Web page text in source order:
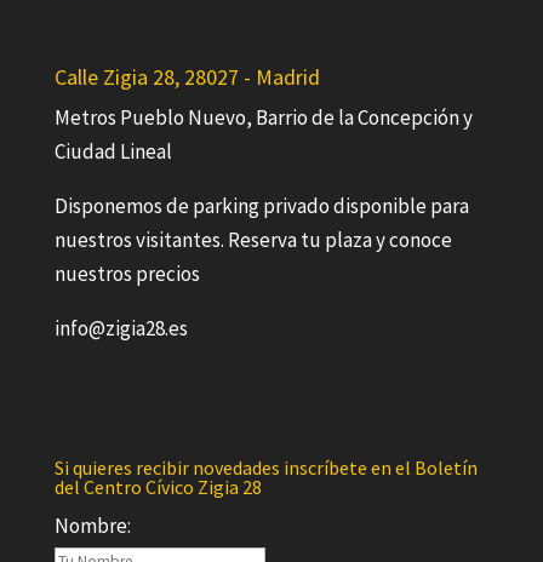
Calle Zigia 28, 28027 - Madrid
Metros Pueblo Nuevo, Barrio de la Concepción y
Ciudad Lineal
Disponemos de parking privado disponible para
nuestros visitantes. Reserva tu plaza y conoce
nuestros precios
info@zigia28.es
Si quieres recibir novedades inscríbete en el Boletín
del Centro Cívico Zigia 28
Nombre: